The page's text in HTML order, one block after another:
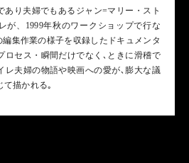
あり夫婦でもあるジャン=マリー・スト
が、1999年秋のワークショップで行な
集作業の様子を収録したドキュメンタ
ロセス・瞬間だけでなく､ときに滑稽で
レ夫婦の物語や映画への愛が､膨大な議
て描かれる｡